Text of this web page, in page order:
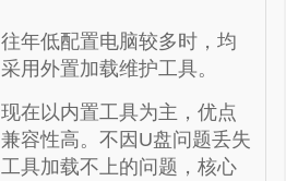
往年低配置电脑较多时，均
采用外置加载维护工具。
现在以内置工具为主，优点
兼容性高。不因U盘问题丢失
工具加载不上的问题，核心